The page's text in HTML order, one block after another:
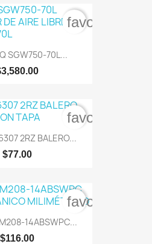
SGW750-70L...
2RZ BALERO...
$77.00
14ABSWPC...
$116.00